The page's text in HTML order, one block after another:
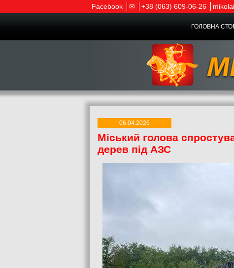
Facebook ✉ +38 (063) 609-06-26
ГОЛОВНА
06.04.2026
Міський голова
дерев під АЗС